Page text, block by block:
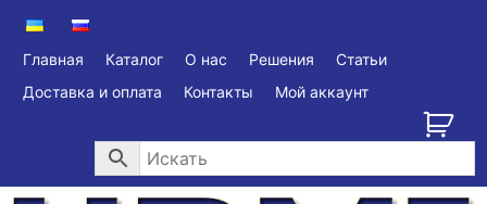
Главная Каталог О нас Решения
Статьи
Доставка и оплата
Контакты Мой аккаунт